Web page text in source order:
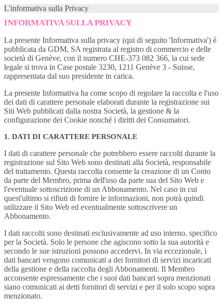
L'informativa sulla Privacy
INFORMATIVA SULLA PRIVACY
La presente Informativa sulla privacy (qui di seguito 'Informativa') è
pubblicata da GDM, SA registrata al registro di commercio e delle
società di Genève, con il numero CHE-373 082 366, la cui sede
legale si trova in Case postale 3230, 1211 Genève 3 - Suisse,
rappresentata dal suo presidente in carica.
La presente Informativa ha come scopo di regolare la raccolta e l'uso
dei dati di carattere personale elaborati durante la registrazione sui
Siti Web pubblicati dalla nostra Società, la gestione & la
configurazione dei Cookie nonché i diritti dei Consumatori.
1. DATI DI CARATTERE PERSONALE
I dati di carattere personale che potrebbero essere raccolti durante la
registrazione sul Sito Web sono destinati alla Società, responsabile
del trattamento. Questa raccolta consente la creazione di un Conto
da parte del Membro, prima dell'uso da parte sua del Sito Web e
l'eventuale sottoscrizione di un Abbonamento. Nel caso in cui
quest'ultimo si rifiuti di fornire le informazioni, non potrà quindi
utilizzare il Sito Web ed eventualmente sottoscrivere un
Abbonamento.
I dati raccolti sono destinati esclusivamente ad uso interno, specifico
per la Società. Solo le persone che agiscono sotto la sua autorità e
secondo le sue istruzioni possono accedervi. In via eccezionale, i
dati bancari vengono comunicati a dei fornitori di servizi incaricati
della gestione e della raccolta degli Abbonamenti. Il Membro
acconsente espressamente che i suoi dati bancari sopra menzionati
siano comunicati ai detti fornitori di servizi e per il solo scopo sopra
menzionato.